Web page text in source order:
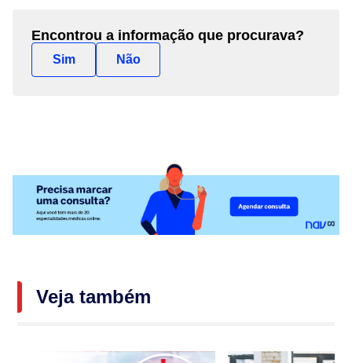
Encontrou a informação que procurava?
Sim Não
Veja também